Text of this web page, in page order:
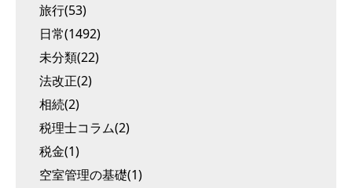
旅行(53)
日常(1492)
未分類(22)
法改正(2)
相続(2)
税理士コラム(2)
税金(1)
空室管理の基礎(1)